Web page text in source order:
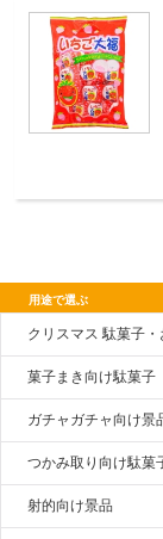
用途で選ぶ
クリスマス 駄菓子・
菓子まき向け駄菓子
ガチャガチャ向け景
つかみ取り向け駄菓
射的向け景品